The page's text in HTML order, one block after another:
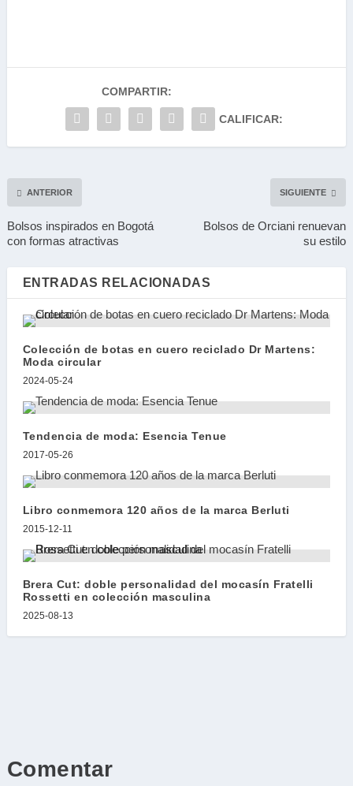
COMPARTIR:
CALIFICAR:
ANTERIOR
Bolsos inspirados en Bogotá
con formas atractivas
SIGUIENTE
Bolsos de Orciani renuevan
su estilo
ENTRADAS RELACIONADAS
Colección de botas en cuero reciclado Dr Martens:
Moda circular
2024-05-24
Tendencia de moda: Esencia Tenue
2017-05-26
Libro conmemora 120 años de la marca Berluti
2015-12-11
Brera Cut: doble personalidad del mocasín Fratelli
Rossetti en colección masculina
2025-08-13
Comentar